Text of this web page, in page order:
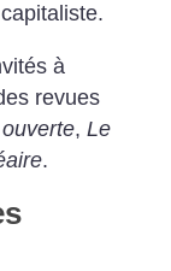
à
revues
,Le
.